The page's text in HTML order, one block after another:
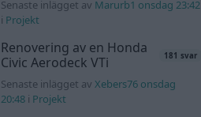
Senaste inlägget av Marurb1 onsdag 23:42
i Projekt
Renovering av en Honda
Civic Aerodeck VTi
181 svar
Senaste inlägget av Xebers76 onsdag
20:48i Projekt